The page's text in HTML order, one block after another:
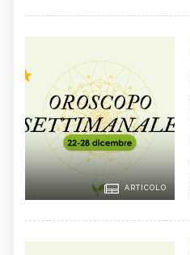
ARTICOLO